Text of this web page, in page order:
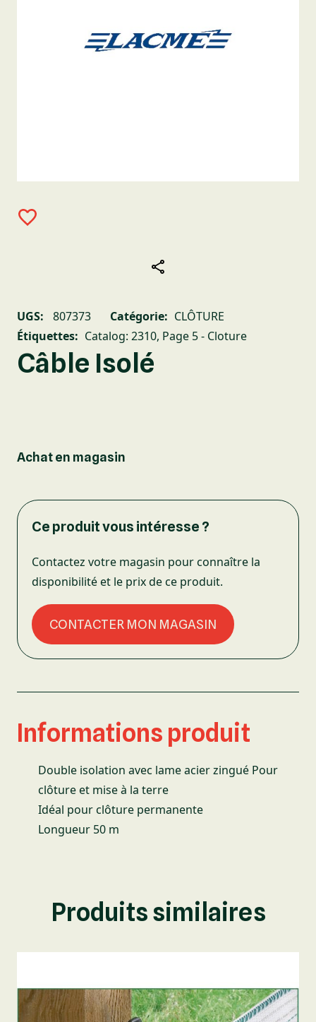
UGS: 807373 Catégorie: CLÔTURE
Étiquettes: Catalog: 2310, Page 5 - Cloture
Câble Isolé
Achat en magasin
Ce produit vous intéresse ?
Contactez votre magasin pour connaître la
disponibilité et le prix de ce produit.
CONTACTER MON MAGASIN
Informations produit
Double isolation avec lame acier zingué Pour
clôture et mise à la terre
Idéal pour clôture permanente
Longueur 50 m
Produits similaires